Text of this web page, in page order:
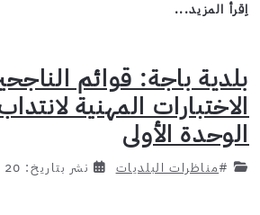
اِقرأ المزيد...
بلدية باجة: قوائم
الاختبارات المهنية
الوحدة الأولى
#مناظرات البلديات نشر بتاريخ: 20 أفريل 2026